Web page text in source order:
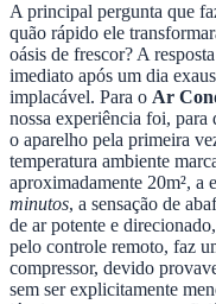
A principal pergunta que
quão rápido ele
oásis de frescor? A
imediato após um dia
implacável. Para o Ar
nossa experiência foi,
o aparelho pela primeira
temperatura ambiente
aproximadamente 20m², a
minutos, a sensação de
de ar potente e
pelo controle remoto, faz
compressor, devido
sem ser explicitamente